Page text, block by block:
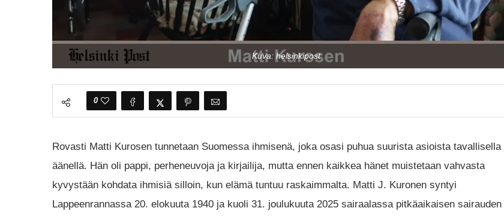
Kuva: helsinkipost
0
Rovasti Matti Kurosen tunnetaan Suomessa ihmisenä, joka osasi puhua suurista asioista tavallisella
äänellä. Hän oli pappi, perheneuvoja ja kirjailija, mutta ennen kaikkea hänet muistetaan vahvasta
kyvystään kohdata ihmisiä silloin, kun elämä tuntuu raskaimmalta. Matti J. Kuronen syntyi
Lappeenrannassa 20. elokuuta 1940 ja kuoli 31. joulukuuta 2025 sairaalassa pitkäaikaisen sairauden